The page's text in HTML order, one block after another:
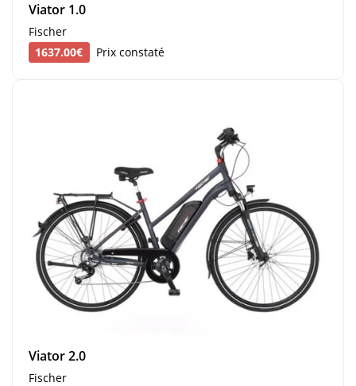
Viator 1.0
Fischer
1637.00€
Prix constaté
Viator 2.0
Fischer